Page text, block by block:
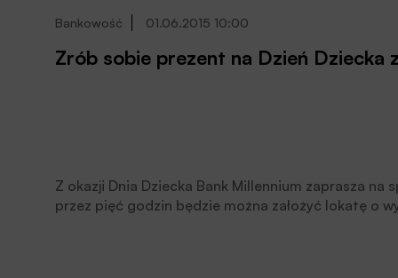
Bankowość 01.06.2015 10:00
Zrób sobie prezent na Dzień Dziecka
Z okazji Dnia Dziecka Bank Millennium zaprasza na
przez pięć godzin będzie można założyć lokatę o